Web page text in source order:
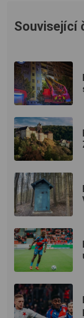
Související